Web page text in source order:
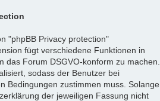
"phpBB Privacy protection"
fügt verschiedene Funktionen in
das Forum DSGVO-konform zu machen.
sodass der Benutzer bei
Bedingungen zustimmen muss. Solange
der jeweiligen Fassung nicht